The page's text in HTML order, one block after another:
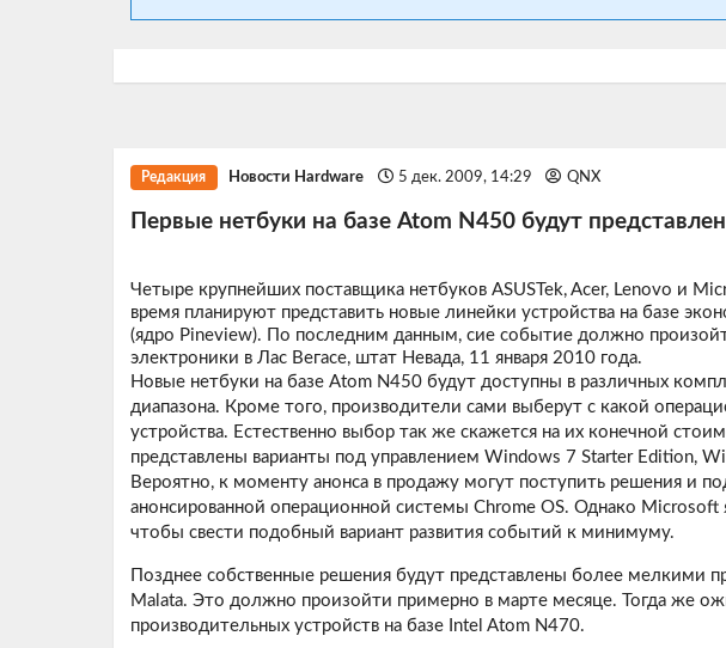
Редакция Новости Hardware 5 дек. 2009, 14:29 QNX
Первые нетбуки на базе Atom N450 будут
Четыре крупнейших поставщика нетбуков ASUSTek, Acer, Lenovo и
время планируют представить новые линейки устройства на базе
(ядро Pineview). По последним данным, сие событие должно
электроники в Лас Вегасе, штат Невада, 11 января 2010 года.
Новые нетбуки на базе Atom N450 будут доступны в различных
диапазона. Кроме того, производители сами выберут с какой
устройства. Естественно выбор так же скажется на их конечной
представлены варианты под управлением Windows 7 Starter Edition,
Вероятно, к моменту анонса в продажу могут поступить решения и
анонсированной операционной системы Chrome OS. Однако
чтобы свести подобный вариант развития событий к минимуму.
Позднее собственные решения будут представлены более мелкими
Malata. Это должно произойти примерно в марте месяце. Тогда же
производительных устройств на базе Intel Atom N470.